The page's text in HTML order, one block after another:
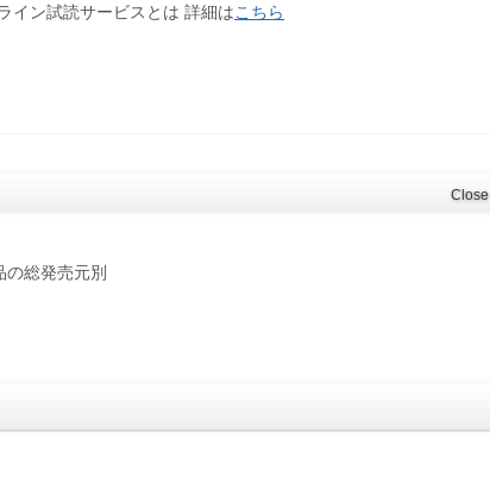
イン試読サービスとは 詳細はこちら
Close
の総発売元別